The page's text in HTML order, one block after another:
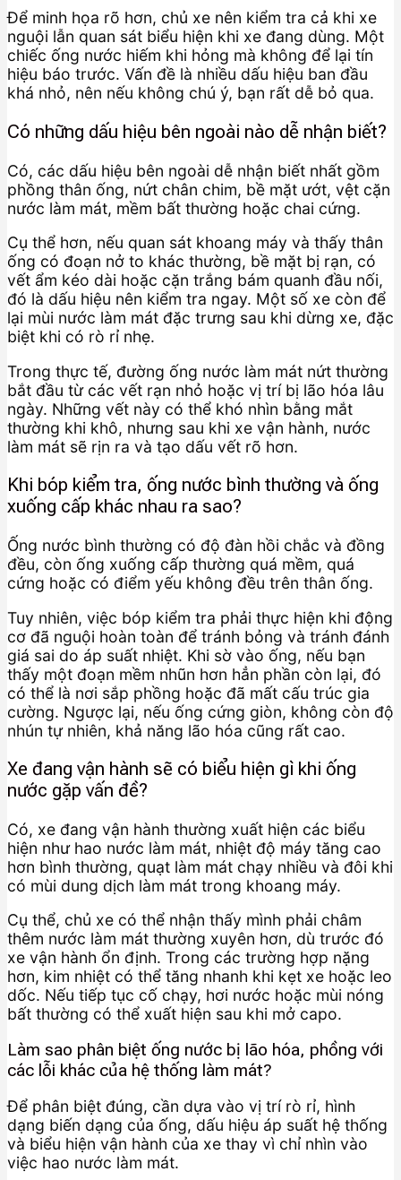
Để minh họa rõ hơn, chủ xe nên kiểm tra cả khi xe
nguội lẫn quan sát biểu hiện khi xe đang dùng. Một
chiếc ống nước hiếm khi hỏng mà không để lại tín
hiệu báo trước. Vấn đề là nhiều dấu hiệu ban đầu
khá nhỏ, nên nếu không chú ý, bạn rất dễ bỏ qua.
Có những dấu hiệu bên ngoài nào dễ nhận biết?
Có, các dấu hiệu bên ngoài dễ nhận biết nhất gồm
phồng thân ống, nứt chân chim, bề mặt ướt, vệt cặn
nước làm mát, mềm bất thường hoặc chai cứng.
Cụ thể hơn, nếu quan sát khoang máy và thấy thân
ống có đoạn nở to khác thường, bề mặt bị rạn, có
vết ẩm kéo dài hoặc cặn trắng bám quanh đầu nối,
đó là dấu hiệu nên kiểm tra ngay. Một số xe còn để
lại mùi nước làm mát đặc trưng sau khi dừng xe, đặc
biệt khi có rò rỉ nhẹ.
Trong thực tế, đường ống nước làm mát nứt thường
bắt đầu từ các vết rạn nhỏ hoặc vị trí bị lão hóa lâu
ngày. Những vết này có thể khó nhìn bằng mắt
thường khi khô, nhưng sau khi xe vận hành, nước
làm mát sẽ rịn ra và tạo dấu vết rõ hơn.
Khi bóp kiểm tra, ống nước bình thường và ống
xuống cấp khác nhau ra sao?
Ống nước bình thường có độ đàn hồi chắc và đồng
đều, còn ống xuống cấp thường quá mềm, quá
cứng hoặc có điểm yếu không đều trên thân ống.
Tuy nhiên, việc bóp kiểm tra phải thực hiện khi động
cơ đã nguội hoàn toàn để tránh bỏng và tránh đánh
giá sai do áp suất nhiệt. Khi sờ vào ống, nếu bạn
thấy một đoạn mềm nhũn hơn hẳn phần còn lại, đó
có thể là nơi sắp phồng hoặc đã mất cấu trúc gia
cường. Ngược lại, nếu ống cứng giòn, không còn độ
nhún tự nhiên, khả năng lão hóa cũng rất cao.
Xe đang vận hành sẽ có biểu hiện gì khi ống
nước gặp vấn đề?
Có, xe đang vận hành thường xuất hiện các biểu
hiện như hao nước làm mát, nhiệt độ máy tăng cao
hơn bình thường, quạt làm mát chạy nhiều và đôi khi
có mùi dung dịch làm mát trong khoang máy.
Cụ thể, chủ xe có thể nhận thấy mình phải châm
thêm nước làm mát thường xuyên hơn, dù trước đó
xe vận hành ổn định. Trong các trường hợp nặng
hơn, kim nhiệt có thể tăng nhanh khi kẹt xe hoặc leo
dốc. Nếu tiếp tục cố chạy, hơi nước hoặc mùi nóng
bất thường có thể xuất hiện sau khi mở capo.
Làm sao phân biệt ống nước bị lão hóa, phồng với
các lỗi khác của hệ thống làm mát?
Để phân biệt đúng, cần dựa vào vị trí rò rỉ, hình
dạng biến dạng của ống, dấu hiệu áp suất hệ thống
và biểu hiện vận hành của xe thay vì chỉ nhìn vào
việc hao nước làm mát.